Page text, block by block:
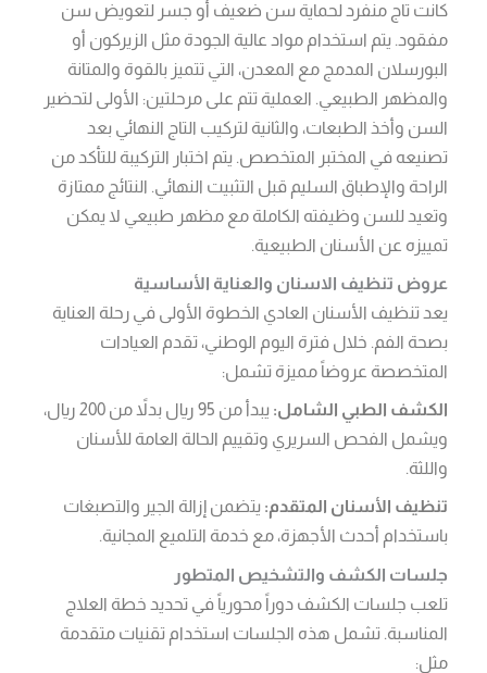
كانت تاج منفرد لحماية سن ضعيف أو جسر لتعويض سن
مفقود. يتم استخدام مواد عالية الجودة مثل الزيركون أو
البورسلان المدمج مع المعدن، التي تتميز بالقوة والمتانة
والمظهر الطبيعي. العملية تتم على مرحلتين: الأولى لتحضير
السن وأخذ الطبعات، والثانية لتركيب التاج النهائي بعد
تصنيعه في المختبر المتخصص. يتم اختبار التركيبة للتأكد من
الراحة والإطباق السليم قبل التثبيت النهائي. النتائج ممتازة
وتعيد للسن وظيفته الكاملة مع مظهر طبيعي لا يمكن
تمييزه عن الأسنان الطبيعية.
عروض تنظيف الاسنان والعناية الأساسية
يعد تنظيف الأسنان العادي الخطوة الأولى في رحلة العناية
بصحة الفم. خلال فترة اليوم الوطني، تقدم العيادات
المتخصصة عروضاً مميزة تشمل:
الكشف الطبي الشامل:
يبدأ من 95 ريال بدلاً من 200 ريال،
ويشمل الفحص السريري وتقييم الحالة العامة للأسنان
واللثة.
تنظيف الأسنان المتقدم: يتضمن إزالة الجير والتصبغات
باستخدام أحدث الأجهزة، مع خدمة التلميع المجانية.
جلسات الكشف والتشخيص المتطور
تلعب جلسات الكشف دوراً محورياً في تحديد خطة العلاج
المناسبة. تشمل هذه الجلسات استخدام تقنيات متقدمة
مثل: